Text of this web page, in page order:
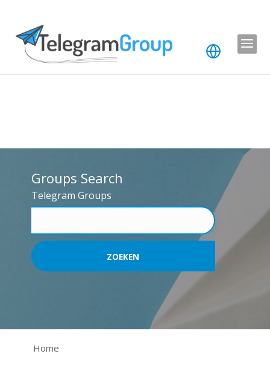
Groups Search
Telegram Groups
Home